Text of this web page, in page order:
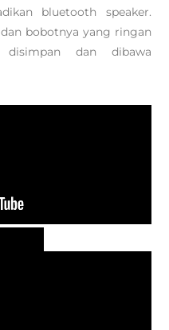
bluetooth speaker.
bobotnya yang ringan
dan dibawa